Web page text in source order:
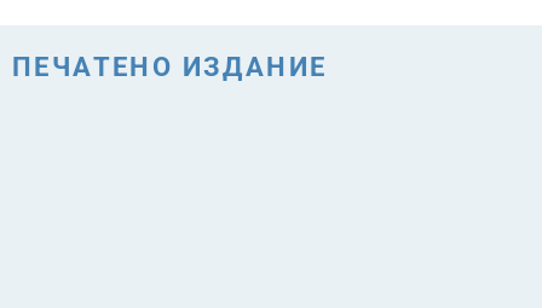
ПЕЧАТЕНО ИЗДАНИЕ